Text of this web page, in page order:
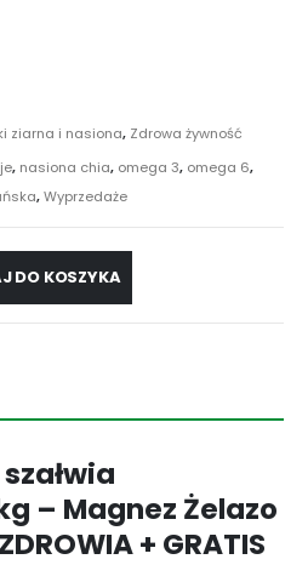
ziarna i nasiona, Zdrowa żywność
, nasiona chia, omega 3, omega 6,
,Wyprzedaże
DO KOSZYKA
– Magnez Żelazo
+ GRATIS